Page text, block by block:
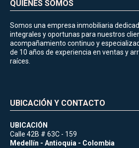
QUIÉNES SOMOS
Somos una empresa inmobiliaria
integrales y oportunas para nuestros
acompañamiento continuo y
de 10 años de experiencia en ventas y
raíces.
UBICACIÓN Y CONTACTO
UBICACIÓN
Calle 42B # 63C - 159
Medellín - Antioquia - Colombia